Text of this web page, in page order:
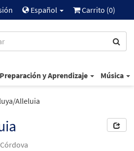
Español Carrito (0)
Preparación y Aprendizaje Música
Alleluia